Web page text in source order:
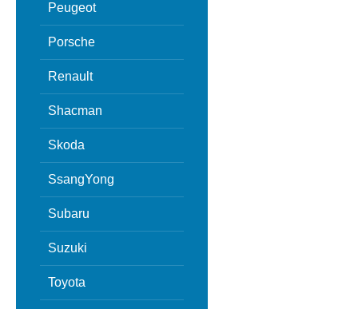
Peugeot
Porsche
Renault
Shacman
Skoda
SsangYong
Subaru
Suzuki
Toyota